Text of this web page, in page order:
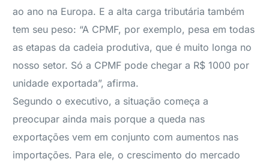
ao ano na Europa. E a alta carga tributária também
tem seu peso: “A CPMF, por exemplo, pesa em todas
as etapas da cadeia produtiva, que é muito longa no
nosso setor. Só a CPMF pode chegar a R$ 1000 por
unidade exportada”, afirma.
Segundo o executivo, a situação começa a
preocupar ainda mais porque a queda nas
exportações vem em conjunto com aumentos nas
importações. Para ele, o crescimento do mercado